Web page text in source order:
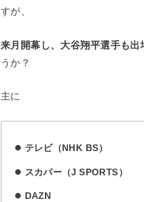
すが、
来月開幕し、大谷翔平選手も
うか？
主に
テレビ（NHK BS）
スカパー（J SPORTS）
DAZN